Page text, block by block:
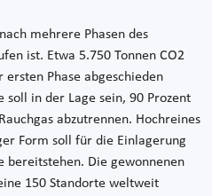
mehrere Phasen des
ist. Etwa 5.750 Tonnen CO2
Phase abgeschieden
soll in der Lage sein, 90 Prozent
abzutrennen. Hochreines
Form soll für die Einlagerung
bereitstehen. Die gewonnenen
150 Standorte weltweit